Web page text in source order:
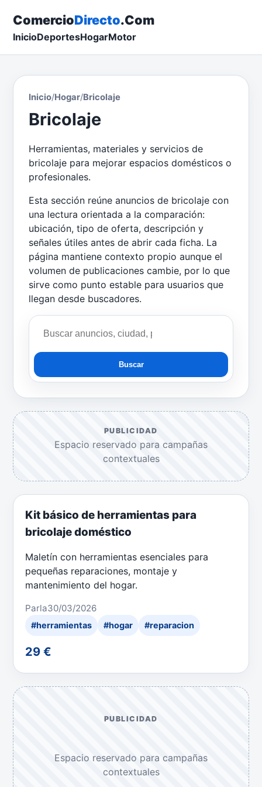
ComercioDirecto.Com
InicioDeportesHogarMotor
Inicio/Hogar/Bricolaje
Bricolaje
Herramientas, materiales y servicios de
bricolaje para mejorar espacios domésticos o
profesionales.
Esta sección reúne anuncios de bricolaje con
una lectura orientada a la comparación:
ubicación, tipo de oferta, descripción y
señales útiles antes de abrir cada ficha. La
página mantiene contexto propio aunque el
volumen de publicaciones cambie, por lo que
sirve como punto estable para usuarios que
llegan desde buscadores.
Buscar
PUBLICIDAD
Espacio reservado para campañas
contextuales
Kit básico de herramientas para
bricolaje doméstico
Maletín con herramientas esenciales para
pequeñas reparaciones, montaje y
mantenimiento del hogar.
Parla30/03/2026
#herramientas #hogar #reparacion
29 €
PUBLICIDAD
Espacio reservado para campañas
contextuales